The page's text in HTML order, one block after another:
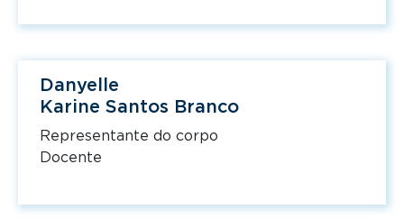
Danyelle
Karine Santos Branco
Representante do corpo
Docente